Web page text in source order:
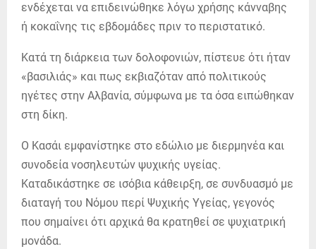
ενδέχεται να επιδεινώθηκε λόγω χρήσης κάνναβης
ή κοκαΐνης τις εβδομάδες πριν το περιστατικό.
Κατά τη διάρκεια των δολοφονιών, πίστευε ότι ήταν
«βασιλιάς» και πως εκβιαζόταν από πολιτικούς
ηγέτες στην Αλβανία, σύμφωνα με τα όσα ειπώθηκαν
στη δίκη.
Ο Κασάι εμφανίστηκε στο εδώλιο με διερμηνέα και
συνοδεία νοσηλευτών ψυχικής υγείας.
Καταδικάστηκε σε ισόβια κάθειρξη, σε συνδυασμό με
διαταγή του Νόμου περί Ψυχικής Υγείας, γεγονός
που σημαίνει ότι αρχικά θα κρατηθεί σε ψυχιατρική
μονάδα.